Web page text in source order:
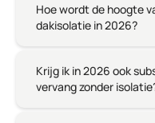
Hoe wordt de hoogte
dakisolatie in 2026?
Krijg ik in 2026 ook
vervang zonder